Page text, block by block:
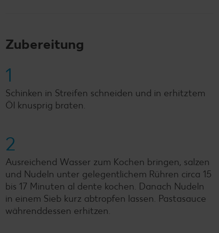
Zubereitung
1
Schinken in Streifen schneiden und in erhitztem
Öl knusprig braten.
2
Ausreichend Wasser zum Kochen bringen, salzen
und Nudeln unter gelegentlichem Rühren circa 15
bis 17 Minuten al dente kochen. Danach Nudeln
in einem Sieb kurz abtropfen lassen. Pastasauce
währenddessen erhitzen.